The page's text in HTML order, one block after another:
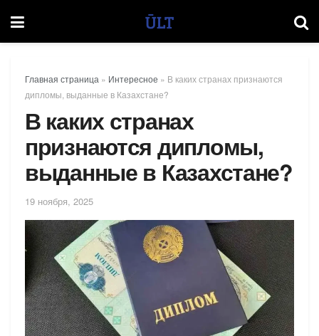
Главная страница » Интересное » В каких странах признаются
дипломы, выданные в Казахстане?
В каких странах
признаются дипломы,
выданные в Казахстане?
19 ноября, 2025